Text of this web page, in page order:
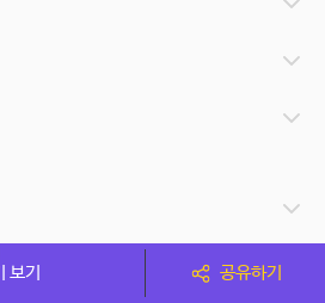
보기 공유하기
며 통신판매의 당사자가 아닙니다. 따라서 스페이스클